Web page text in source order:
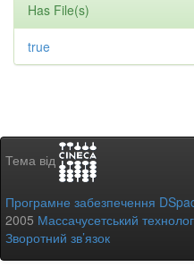
Has File(s)
true
Тема від
Програмне забезпечення
2005 Массачусетський
Зворотний зв’язок